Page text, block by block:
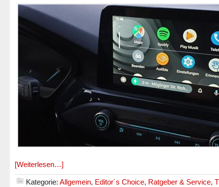
[Weiterlesen…]
Kategorie: Allgemein, Editor´s Choice, Ratgeber & Service,